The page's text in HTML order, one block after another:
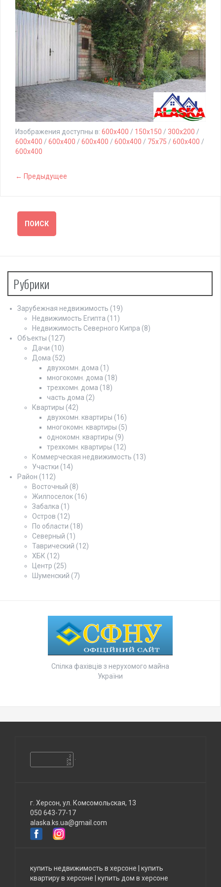
Изображения доступны в: 600x400 / 150x150 / 300x200 /
600x400 / 600x400 / 600x400 / 600x400 / 75x75 / 600x400 /
600x400
← Предыдущее
Рубрики
Зарубежная недвижимость (19)
Недвижимость Египта (11)
Недвижимость Северного Кипра (8)
Объекты (127)
Дачи (10)
Дома (52)
двухкомн. дома (1)
многокомн. дома (18)
трехкомн. дома (18)
часть дома (2)
Квартиры (42)
двухкомн. квартиры (16)
многокомн. квартиры (5)
однокомн. квартиры (9)
трехкомн. квартиры (12)
Коммерческая недвижимость (13)
Участки (14)
Район (112)
Восточный (8)
Жилпоселок (16)
Забалка (1)
Остров (12)
По области (18)
Северный (1)
Таврический (12)
ХБК (12)
Центр (25)
Шуменский (7)
Спілка фахівців з нерухомого майна
України
г. Херсон, ул. Комсомольская, 13
050 643-77-17
alaska.ks.ua@gmail.com
купить недвижимость в херсоне
купить
квартиру в херсоне
купить дом в херсоне